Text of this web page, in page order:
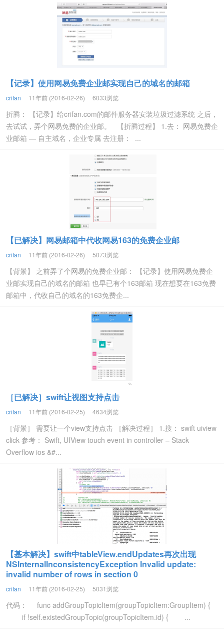
【记录】使用网易免费企业邮实现自己的域名的邮箱
crifan 11年前 (2016-02-26) 6033浏览
折腾： 【记录】给crifan.com的邮件服务器安装垃圾过滤系统 之后，
去试试，弄个网易免费的企业邮。 【折腾过程】 1.去： 网易免费企
业邮箱 — 自主域名，企业专属 去注册： ...
【已解决】网易邮箱中代收网易163的免费企业邮
crifan 11年前 (2016-02-26) 5073浏览
【背景】 之前弄了个网易的免费企业邮： 【记录】使用网易免费企
业邮实现自己的域名的邮箱 也早已有个163邮箱 现在想要在163免费
邮箱中，代收自己的域名的163免费企...
［已解决］swift让视图支持点击
crifan 11年前 (2016-02-25) 4634浏览
［背景］ 需要让一个view支持点击 ［解决过程］ 1.搜： swift uiview
click 参考： Swift, UIView touch event in controller – Stack
Overflow ios &#...
【基本解决】swift中tableView.endUpdates再次出现
NSInternalInconsistencyException Invalid update:
invalid number of rows in section 0
crifan 11年前 (2016-02-25) 5031浏览
代码： func addGroupTopicItem(groupTopicItem:GroupItem) {
if !self.existedGroupTopic(groupTopicItem.id) { ...